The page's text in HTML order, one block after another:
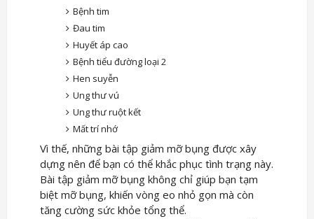
Bệnh tim
Đau tim
Huyết áp cao
Bệnh tiểu đường loại 2
Hen suyễn
Ung thư vú
Ung thư ruột kết
Mất trí nhớ
Vì thế, những bài tập giảm mỡ bụng được xây
dựng nên để bạn có thể khắc phục tình trạng này.
Bài tập giảm mỡ bụng không chỉ giúp bạn tạm
biệt mỡ bụng, khiến vòng eo nhỏ gọn mà còn
tăng cường sức khỏe tổng thể.